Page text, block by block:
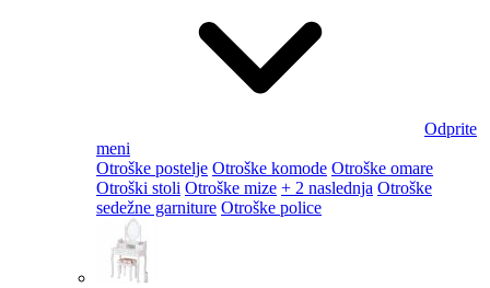
Odprite
meni
Otroške postelje Otroške komode Otroške omare
Otroški stoli Otroške mize + 2 naslednja Otroške
sedežne garniture Otroške police